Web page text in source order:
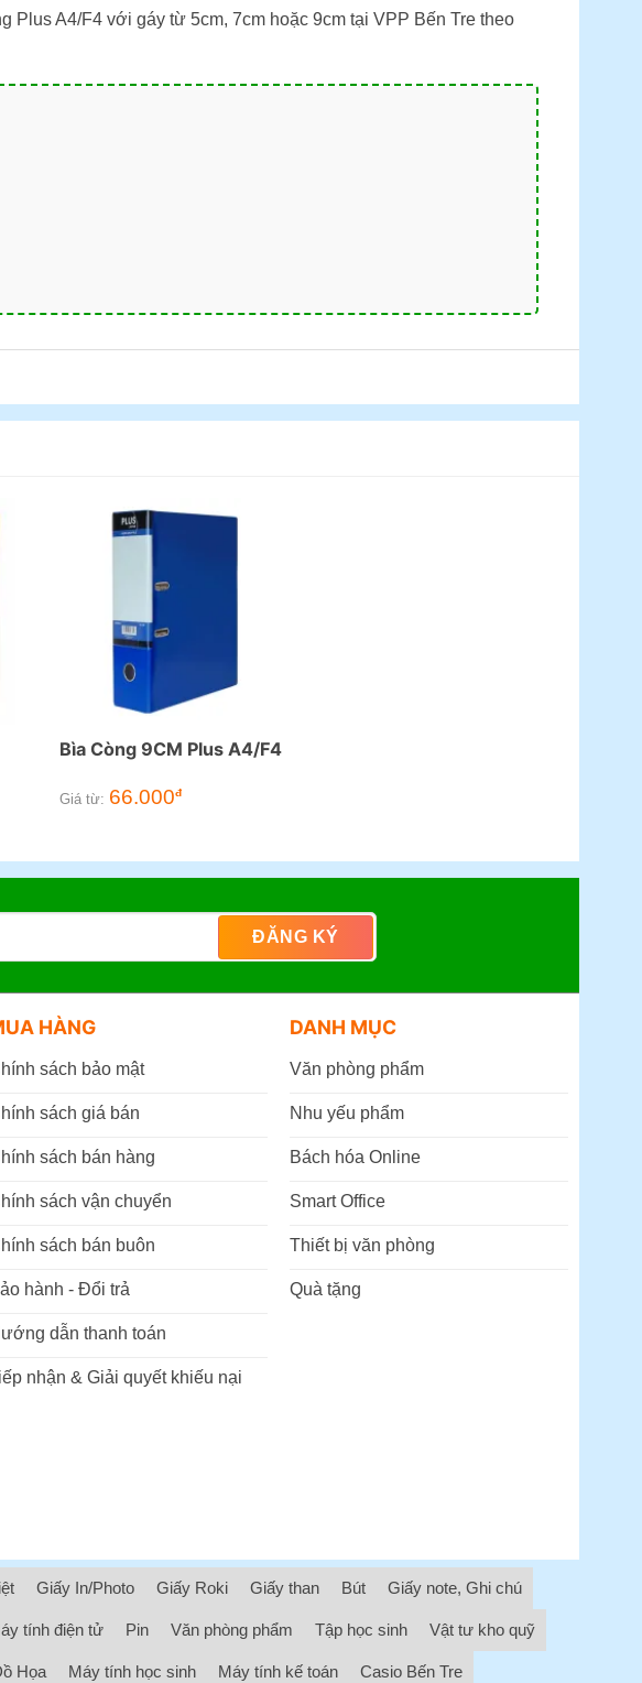
A4/F4 với gáy từ 5cm, 7cm hoặc 9cm tại VPP Bến Tre theo
Bìa Còng 9CM Plus A4/F4
Giá từ: 66.000đ
HÀNG
sách bảo mật
sách giá bán
sách bán hàng
sách vận chuyển
sách bán buôn
hành - Đổi trả
dẫn thanh toán
nhận & Giải quyết khiếu nại
DANH MỤC
Văn phòng phẩm
Nhu yếu phẩm
Bách hóa Online
Smart Office
Thiết bị văn phòng
Quà tặng
Giấy In/Photo Giấy Roki Giấy than Bút Giấy note, Ghi chú
tính điện tử Pin Văn phòng phẩm Tập học sinh Vật tư kho quỹ
Họa Máy tính học sinh Máy tính kế toán Casio Bến Tre